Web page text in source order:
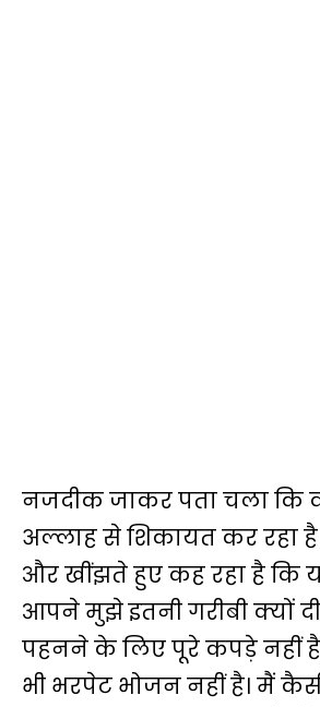
नजदीक जाकर पता चला कि
अल्लाह से शिकायत कर रहा
और खींझते हुए कह रहा है कि
आपने मुझे इतनी गरीबी क्यों
पहनने के लिए पूरे कपड़े नहीं
भी भरपेट भोजन नहीं है। मैं